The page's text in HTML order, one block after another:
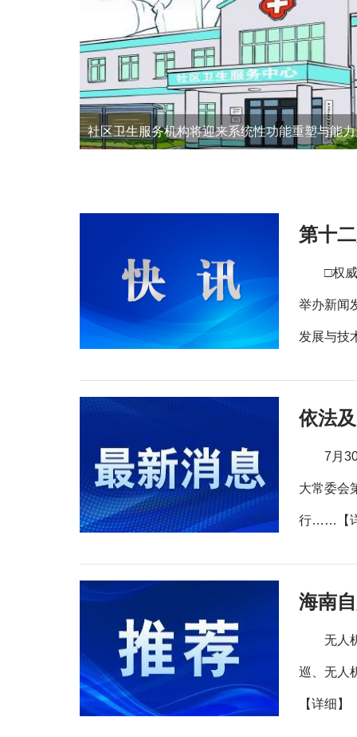
社区卫生服务机构将迎来系统性功能重塑与能
第十
□权
举办新闻
发展与技
7月
大常委会
行……【
海南
无人
巡、无人
【详细】